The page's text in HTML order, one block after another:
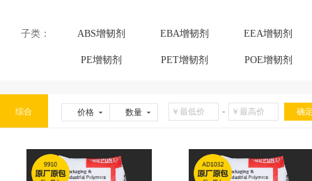
子类： ABS增韧剂 EBA增韧剂 EEA增韧剂
PE增韧剂 PET增韧剂 POE增韧剂
综合 价格 数量 -